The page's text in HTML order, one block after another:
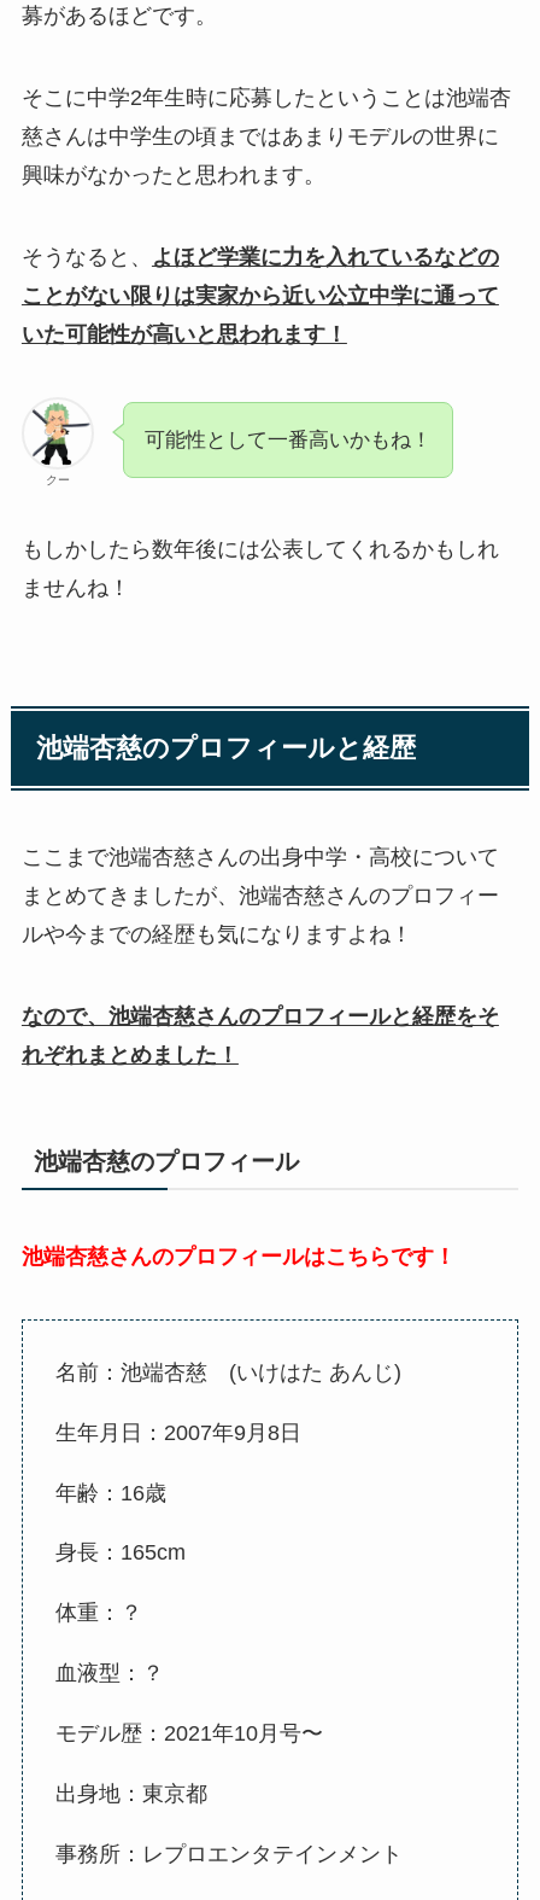
募があるほどです。
そこに中学2年生時に応募したということは池端杏
慈さんは中学生の頃まではあまりモデルの世界に
興味がなかったと思われます。
そうなると、
よほど学業に力を入れているなどの
ことがない限りは実家から近い公立中学に通って
いた可能性が高いと思われます！
クー
可能性として一番高いかもね！
もしかしたら数年後には公表してくれるかもしれ
ませんね！
池端杏慈のプロフィールと経歴
ここまで池端杏慈さんの出身中学・高校について
まとめてきましたが、池端杏慈さんのプロフィー
ルや今までの経歴も気になりますよね！
なので、池端杏慈さんのプロフィールと経歴をそ
れぞれまとめました！
池端杏慈のプロフィール
池端杏慈さんのプロフィールはこちらです！
名前：池端杏慈 (いけはた あんじ)
生年月日：2007年9月8日
年齢：16歳
身長：165cm
体重：？
血液型：？
モデル歴：2021年10月号〜
出身地：東京都
事務所：レプロエンタテインメント